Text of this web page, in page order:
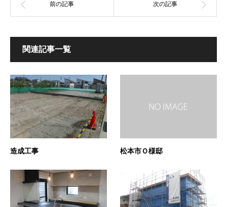
関連記事一覧
造成工事 松本市Ｏ様邸